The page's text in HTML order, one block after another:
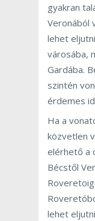
gyakran
Veronából
lehet
városába,
Gardába.
szintén
érdemes
Ha a
közvetlen
elérhető a
Bécstől
lehet